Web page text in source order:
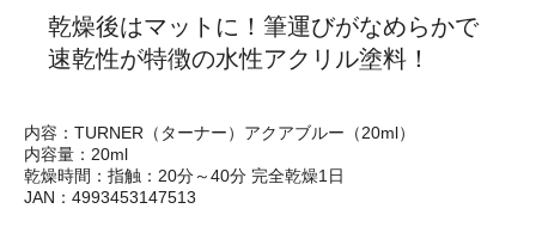
乾燥後はマットに！筆運びがなめらかで
速乾性が特徴の水性アクリル塗料！
内容：TURNER（ターナー）アクアブルー（20ml）
内容量：20ml
乾燥時間：指触：20分～40分 完全乾燥1日
JAN：4993453147513